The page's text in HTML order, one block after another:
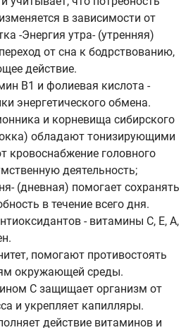
в зависимости от
-Энергия утра- (утренняя)
от сна к бодрствованию,
действие.
В1 и фолиевая кислота -
энергетического обмена.
и корневища сибирского
обладают тонизирующими
кровоснабжение головного
деятельность;
(дневная) помогает сохранять
в течение всего дня.
- витамины С, Е, А,
помогают противостоять
окружающей среды.
С защищает организм от
и укрепляет капилляры.
действие витаминов и